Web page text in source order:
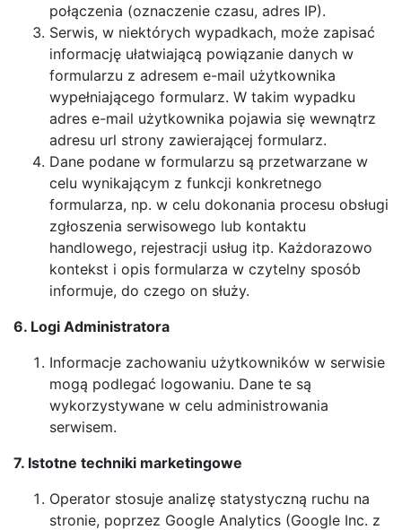
połączenia (oznaczenie czasu, adres IP).
Serwis, w niektórych wypadkach, może zapisać
informację ułatwiającą powiązanie danych w
formularzu z adresem e-mail użytkownika
wypełniającego formularz. W takim wypadku
adres e-mail użytkownika pojawia się wewnątrz
adresu url strony zawierającej formularz.
Dane podane w formularzu są przetwarzane w
celu wynikającym z funkcji konkretnego
formularza, np. w celu dokonania procesu obsługi
zgłoszenia serwisowego lub kontaktu
handlowego, rejestracji usług itp. Każdorazowo
kontekst i opis formularza w czytelny sposób
informuje, do czego on służy.
6. Logi Administratora
Informacje zachowaniu użytkowników w serwisie
mogą podlegać logowaniu. Dane te są
wykorzystywane w celu administrowania
serwisem.
7. Istotne techniki marketingowe
Operator stosuje analizę statystyczną ruchu na
stronie, poprzez Google Analytics (Google Inc. z